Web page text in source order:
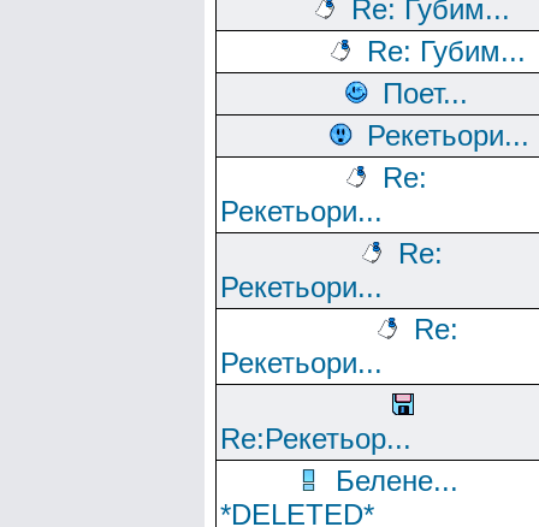
Re: Губим...
Re: Губим...
Поет...
Рекетьори...
Re:
Рекетьори...
Re:
Рекетьори...
Re:
Рекетьори...
Re:Рекетьор...
Белене...
*DELETED*